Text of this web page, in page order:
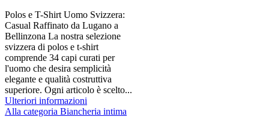
Polos e T-Shirt Uomo Svizzera:
Casual Raffinato da Lugano a
Bellinzona La nostra selezione
svizzera di polos e t-shirt
comprende 34 capi curati per
l'uomo che desira semplicità
elegante e qualità costruttiva
superiore. Ogni articolo è scelto...
Ulteriori informazioni
Alla categoria Biancheria intima